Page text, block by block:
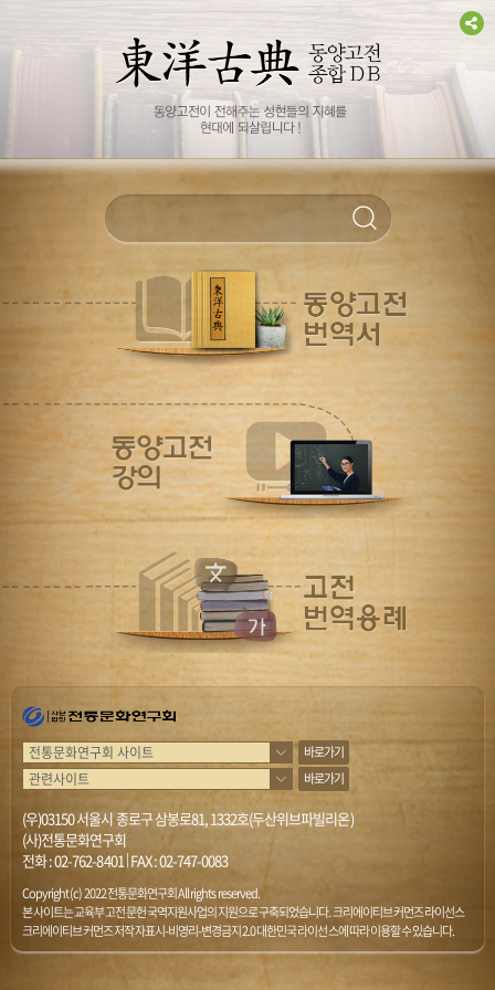
바로가기
바로가기
(우)03150 서울시 종로구 삼봉로81, 1332호(두산위브파빌리온)
(사)전통문화연구회
전화 :02-762-8401|FAX : 02-747-0083
Copyright (c) 2022 전통문화연구회 All rights reserved.
본 사이트는 교육부 고전문헌 국역지원사업의 지원으로 구축되었습니다. 크리에이티브 커먼즈 라이선스
크리에이티브 커먼즈 저작자표시-비영리-변경금지 2.0 대한민국 라이선스에 따라 이용할 수 있습니다.